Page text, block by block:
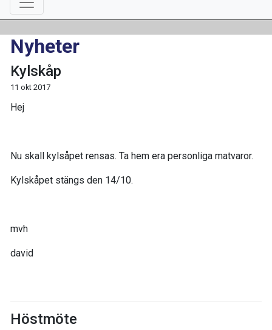
Nyheter
Kylskåp
11 okt 2017
Hej
Nu skall kylsåpet rensas. Ta hem era personliga matvaror.
Kylskåpet stängs den 14/10.
mvh
david
Höstmöte